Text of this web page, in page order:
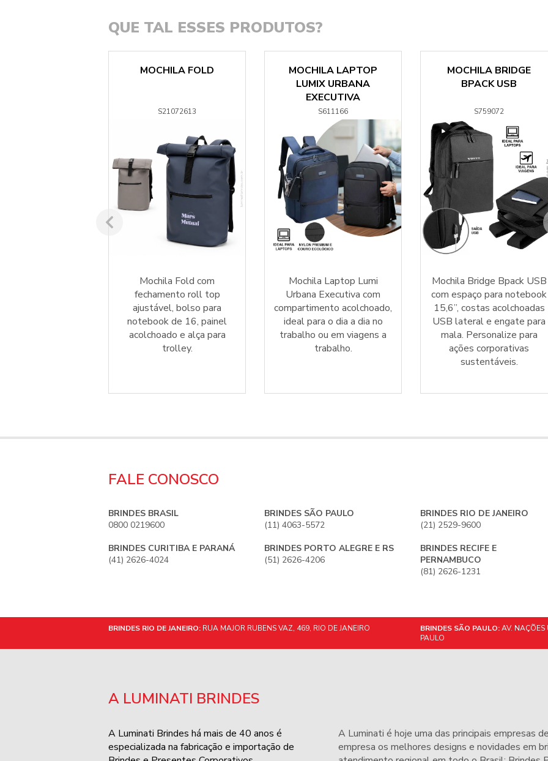
QUE TAL ESSES PRODUTOS?
MOCHILA FOLD
S21072613
Mochila Fold com
fechamento roll top
ajustável, bolso para
notebook de 16, painel
acolchoado e alça para
trolley.
MOCHILA LAPTOP
LUMIX URBANA
EXECUTIVA
S611166
Mochila Laptop Lumi
Urbana Executiva com
compartimento acolchoado,
ideal para o dia a dia no
trabalho ou em viagens a
trabalho.
MOCHILA BRIDGE
BPACK USB
S759072
Mochila Bridge Bpack USB
com espaço para notebook
15,6”, costas acolchoadas
USB lateral e engate para
mala. Personalize para
ações corporativas
sustentáveis.
FALE CONOSCO
BRINDES BRASIL
0800 0219600
BRINDES CURITIBA E PARANÁ
(41) 2626-4024
BRINDES SÃO PAULO
(11) 4063-5572
BRINDES PORTO ALEGRE E RS
(51) 2626-4206
BRINDES RIO DE JANEIRO
(21) 2529-9600
BRINDES RECIFE E
PERNAMBUCO
(81) 2626-1231
BRINDES RIO DE JANEIRO: RUA MAJOR RUBENS VAZ, 469, RIO DE JANEIRO BRINDES SÃO PAULO:AV.
PAULO
A LUMINATI BRINDES
A Luminati Brindes há mais de 40 anos é
especializada na fabricação e importação de
A Luminati é hoje uma das principais empresas
empresa os melhores designs e novidades em